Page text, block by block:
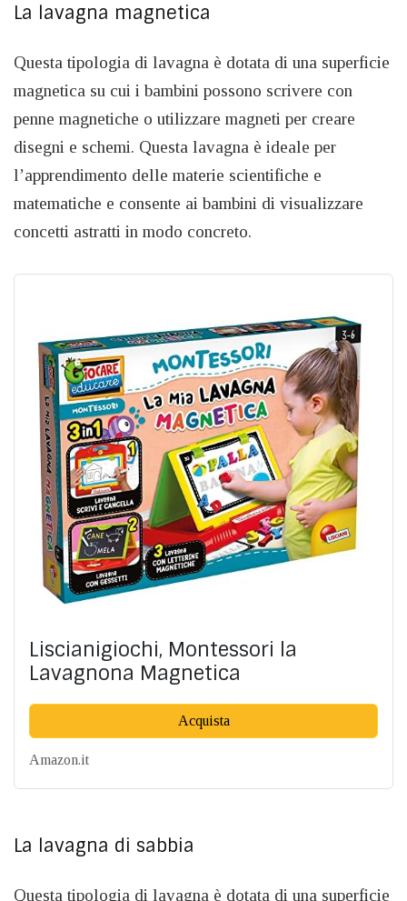
La lavagna magnetica
Questa tipologia di lavagna è dotata di una superficie
magnetica su cui i bambini possono scrivere con
penne magnetiche o utilizzare magneti per creare
disegni e schemi. Questa lavagna è ideale per
l’apprendimento delle materie scientifiche e
matematiche e consente ai bambini di visualizzare
concetti astratti in modo concreto.
Liscianigiochi, Montessori la
Lavagnona Magnetica
Acquista
Amazon.it
La lavagna di sabbia
Questa tipologia di lavagna è dotata di una superficie